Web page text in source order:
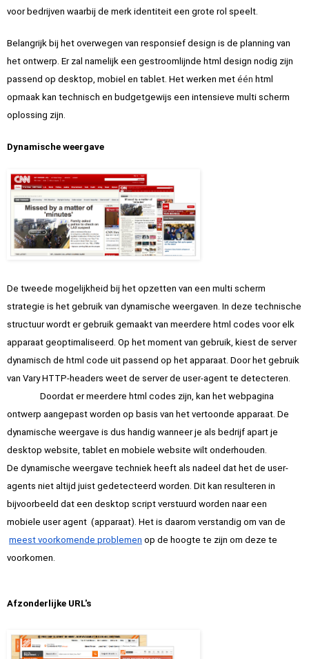
voor bedrijven waarbij de merk identiteit een grote rol speelt.
Belangrijk bij het overwegen van responsief design is de planning van
het ontwerp. Er zal namelijk een gestroomlijnde html design nodig zijn
passend op desktop, mobiel en tablet. Het werken met één html
opmaak kan technisch en budgetgewijs een intensieve multi scherm
oplossing zijn.
Dynamische weergave
De tweede mogelijkheid bij het opzetten van een multi scherm
strategie is het gebruik van dynamische weergaven. In deze technische
structuur wordt er gebruik gemaakt van meerdere html codes voor elk
apparaat geoptimaliseerd. Op het moment van gebruik, kiest de server
dynamisch de html code uit passend op het apparaat. Door het gebruik
van Vary HTTP-headers weet de server de user-agent te detecteren.
Doordat er meerdere html codes zijn, kan het webpagina
ontwerp aangepast worden op basis van het vertoonde apparaat. De
dynamische weergave is dus handig wanneer je als bedrijf apart je
desktop website, tablet en mobiele website wilt onderhouden.
De dynamische weergave techniek heeft als nadeel dat het de user-
agents niet altijd juist gedetecteerd worden. Dit kan resulteren in
bijvoorbeeld dat een desktop script verstuurd worden naar een
mobiele user agent  (apparaat). Het is daarom verstandig om van de
meest voorkomende problemen op de hoogte te zijn om deze te
voorkomen.
Afzonderlijke URL's